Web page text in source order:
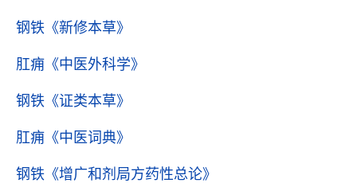
钢铁 《新修本草》
肛痈 《中医外科学》
钢铁 《证类本草》
肛痈 《中医词典》
钢铁 《增广和剂局方药性总论》